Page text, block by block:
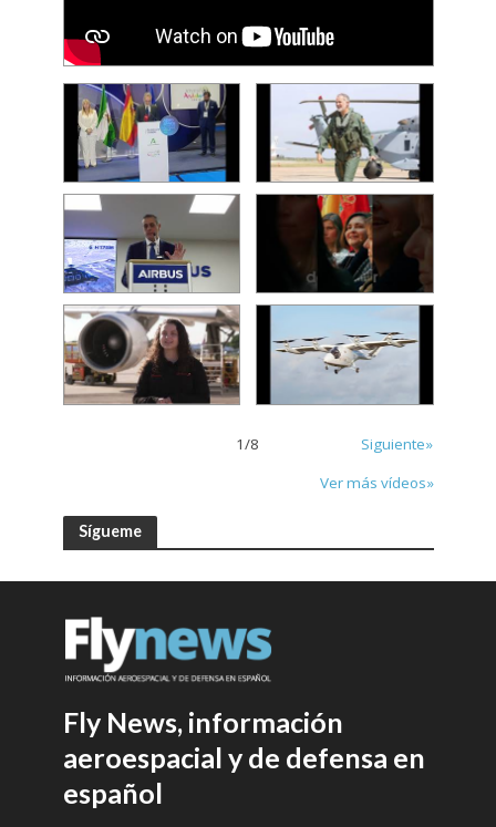
1/8
Siguiente»
Ver más vídeos»
Sígueme
Fly News, información
aeroespacial y de defensa en
español